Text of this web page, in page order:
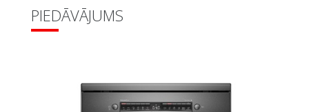
PIEDĀVĀJUMS